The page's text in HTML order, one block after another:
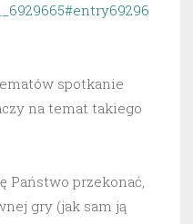
spotkanie
na temat takiego
Państwo przekonać,
gry (jak sam ją